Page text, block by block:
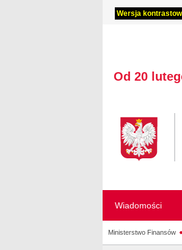
Wersja
Od 20
Wiadomości
Ministerstwo Finansów